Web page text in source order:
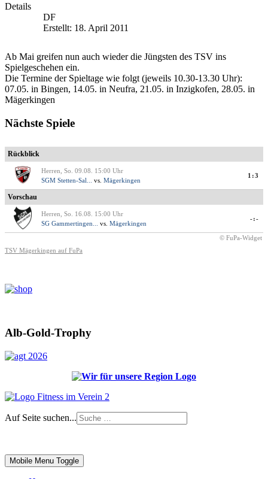
Details
DF
Erstellt: 18. April 2011
Ab Mai greifen nun auch wieder die Jüngsten des TSV ins
Spielgeschehen ein.
Die Termine der Spieltage wie folgt (jeweils 10.30-13.30 Uhr):
07.05. in Bingen, 14.05. in Neufra, 21.05. in Inzigkofen, 28.05. in
Mägerkingen
Nächste Spiele
Rückblick
Herren, So. 09.08. 15:00 Uhr
SGM Stetten-Sal...
vs. Mägerkingen
1:3
Vorschau
Herren, So. 16.08. 15:00 Uhr
SG Gammertingen...
vs. Mägerkingen
-:-
© FuPa-Widget
TSV Mägerkingen auf FuPa
Alb-Gold-Trophy
Auf Seite suchen...
Mobile Menu Toggle